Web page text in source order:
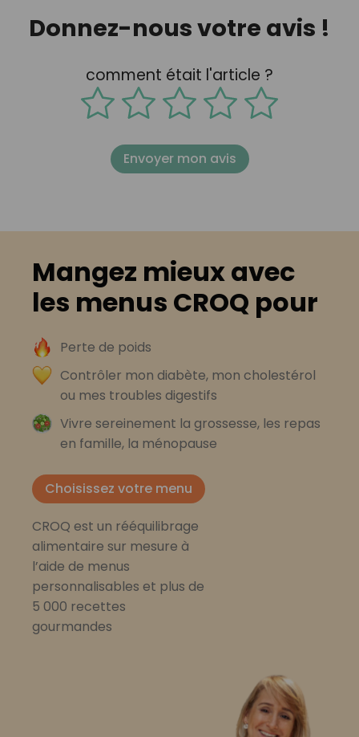
Donnez-nous votre avis !
comment était l'article ?
Envoyer mon avis
Mangez mieux avec
les menus CROQ pour
Perte de poids
Contrôler mon diabète, mon cholestérol
ou mes troubles digestifs
Vivre sereinement la grossesse, les repas
en famille, la ménopause
Choisissez votre menu
CROQ est un rééquilibrage
alimentaire sur mesure à
l’aide de menus
personnalisables et plus de
5 000 recettes
gourmandes